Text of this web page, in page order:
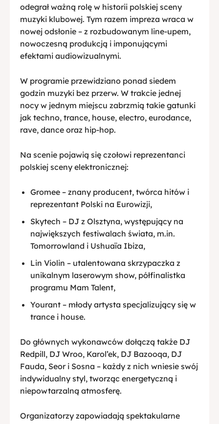
odegrał ważną rolę w historii polskiej sceny
muzyki klubowej. Tym razem impreza wraca w
nowej odsłonie – z rozbudowanym line-upem,
nowoczesną produkcją i imponującymi
efektami audiowizualnymi.
W programie przewidziano ponad siedem
godzin muzyki bez przerw. W trakcie jednej
nocy w jednym miejscu zabrzmią takie gatunki
jak techno, trance, house, electro, eurodance,
rave, dance oraz hip-hop.
Na scenie pojawią się czołowi reprezentanci
polskiej sceny elektronicznej:
Gromee – znany producent, twórca hitów i
reprezentant Polski na Eurowizji,
Skytech – DJ z Olsztyna, występujący na
największych festiwalach świata, m.in.
Tomorrowland i Ushuaïa Ibiza,
Lin Violin – utalentowana skrzypaczka z
unikalnym laserowym show, półfinalistka
programu Mam Talent,
Yourant – młody artysta specjalizujący się w
trance i house.
Do głównych wykonawców dołączą także DJ
Redpill, DJ Wroo, Karol’ek, DJ Bazooqa, DJ
Fauda, Seor i Sosna – każdy z nich wniesie swój
indywidualny styl, tworząc energetyczną i
niepowtarzalną atmosferę.
Organizatorzy zapowiadają spektakularne